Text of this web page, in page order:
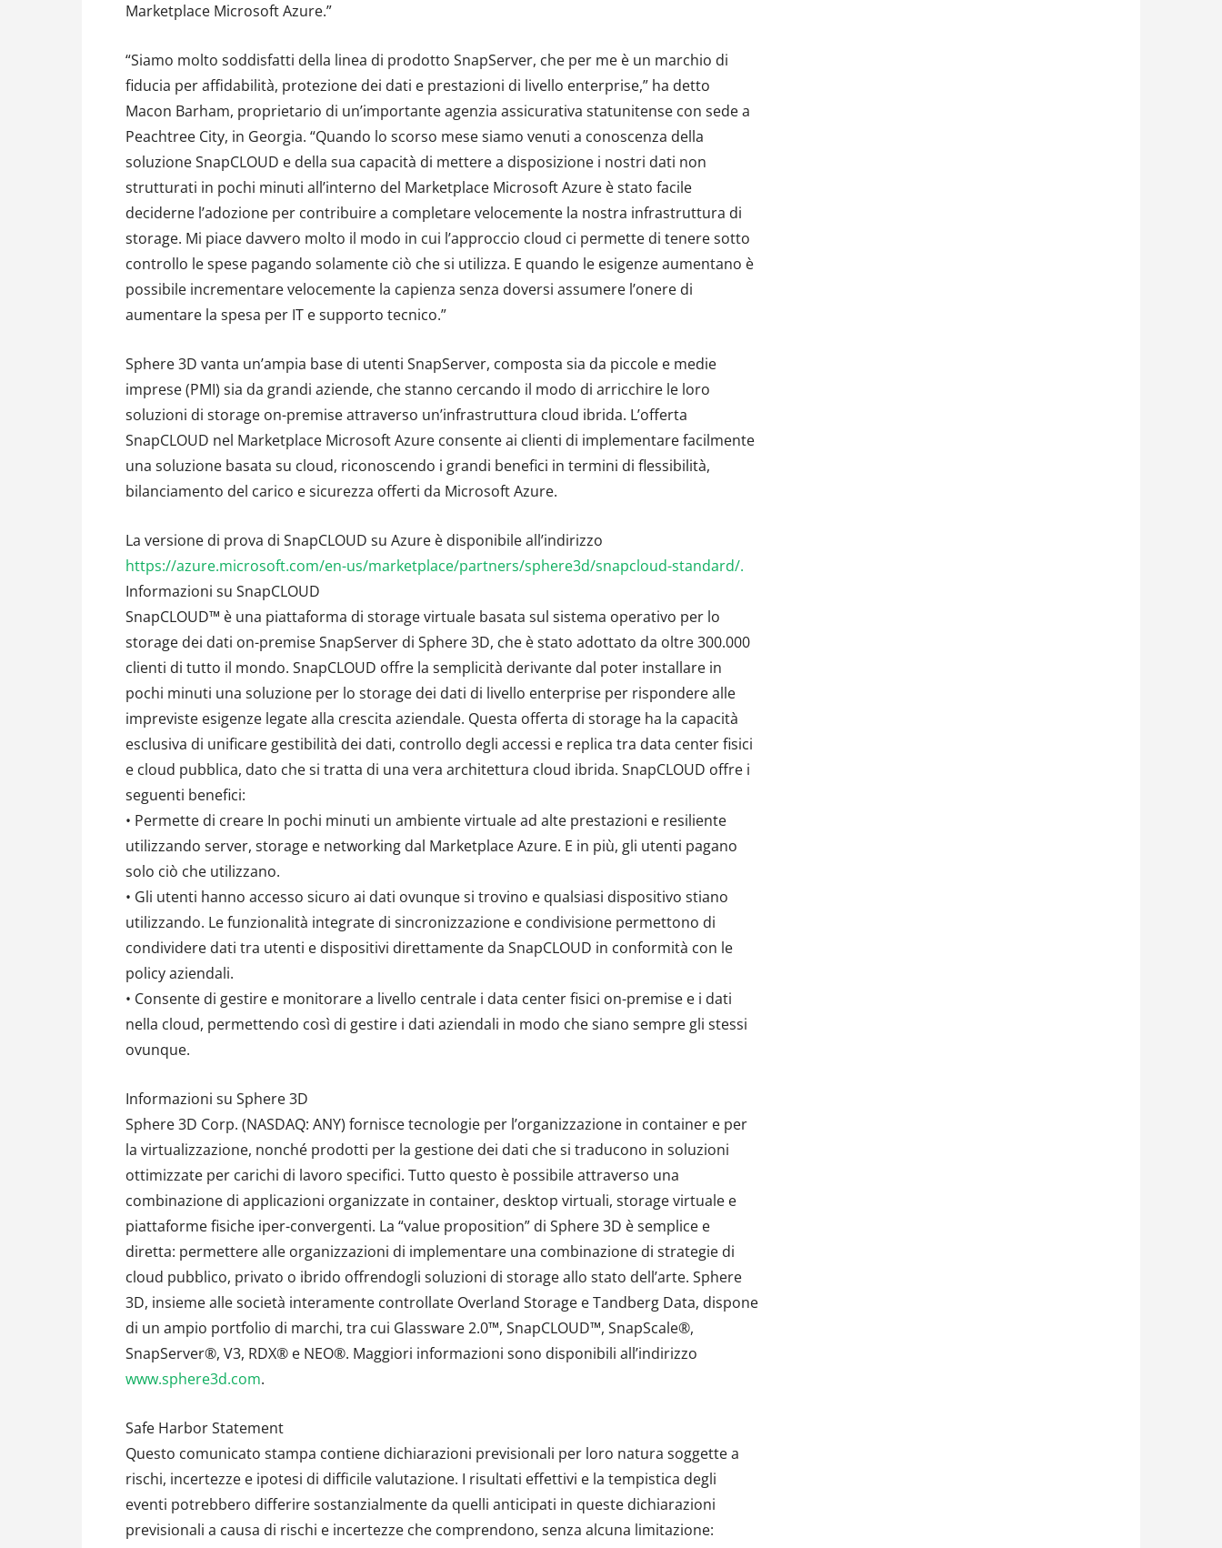
Marketplace Microsoft Azure.”
“Siamo molto soddisfatti della linea di prodotto SnapServer, che per me è un marchio di
fiducia per affidabilità, protezione dei dati e prestazioni di livello enterprise,” ha detto
Macon Barham, proprietario di un’importante agenzia assicurativa statunitense con sede a
Peachtree City, in Georgia. “Quando lo scorso mese siamo venuti a conoscenza della
soluzione SnapCLOUD e della sua capacità di mettere a disposizione i nostri dati non
strutturati in pochi minuti all’interno del Marketplace Microsoft Azure è stato facile
deciderne l’adozione per contribuire a completare velocemente la nostra infrastruttura di
storage. Mi piace davvero molto il modo in cui l’approccio cloud ci permette di tenere sotto
controllo le spese pagando solamente ciò che si utilizza. E quando le esigenze aumentano è
possibile incrementare velocemente la capienza senza doversi assumere l’onere di
aumentare la spesa per IT e supporto tecnico.”
Sphere 3D vanta un’ampia base di utenti SnapServer, composta sia da piccole e medie
imprese (PMI) sia da grandi aziende, che stanno cercando il modo di arricchire le loro
soluzioni di storage on-premise attraverso un’infrastruttura cloud ibrida. L’offerta
SnapCLOUD nel Marketplace Microsoft Azure consente ai clienti di implementare facilmente
una soluzione basata su cloud, riconoscendo i grandi benefici in termini di flessibilità,
bilanciamento del carico e sicurezza offerti da Microsoft Azure.
La versione di prova di SnapCLOUD su Azure è disponibile all’indirizzo
https://azure.microsoft.com/en-us/marketplace/partners/sphere3d/snapcloud-standard/.
Informazioni su SnapCLOUD
SnapCLOUD™ è una piattaforma di storage virtuale basata sul sistema operativo per lo
storage dei dati on-premise SnapServer di Sphere 3D, che è stato adottato da oltre 300.000
clienti di tutto il mondo. SnapCLOUD offre la semplicità derivante dal poter installare in
pochi minuti una soluzione per lo storage dei dati di livello enterprise per rispondere alle
impreviste esigenze legate alla crescita aziendale. Questa offerta di storage ha la capacità
esclusiva di unificare gestibilità dei dati, controllo degli accessi e replica tra data center fisici
e cloud pubblica, dato che si tratta di una vera architettura cloud ibrida. SnapCLOUD offre i
seguenti benefici:
• Permette di creare In pochi minuti un ambiente virtuale ad alte prestazioni e resiliente
utilizzando server, storage e networking dal Marketplace Azure. E in più, gli utenti pagano
solo ciò che utilizzano.
• Gli utenti hanno accesso sicuro ai dati ovunque si trovino e qualsiasi dispositivo stiano
utilizzando. Le funzionalità integrate di sincronizzazione e condivisione permettono di
condividere dati tra utenti e dispositivi direttamente da SnapCLOUD in conformità con le
policy aziendali.
• Consente di gestire e monitorare a livello centrale i data center fisici on-premise e i dati
nella cloud, permettendo così di gestire i dati aziendali in modo che siano sempre gli stessi
ovunque.
Informazioni su Sphere 3D
Sphere 3D Corp. (NASDAQ: ANY) fornisce tecnologie per l’organizzazione in container e per
la virtualizzazione, nonché prodotti per la gestione dei dati che si traducono in soluzioni
ottimizzate per carichi di lavoro specifici. Tutto questo è possibile attraverso una
combinazione di applicazioni organizzate in container, desktop virtuali, storage virtuale e
piattaforme fisiche iper-convergenti. La “value proposition” di Sphere 3D è semplice e
diretta: permettere alle organizzazioni di implementare una combinazione di strategie di
cloud pubblico, privato o ibrido offrendogli soluzioni di storage allo stato dell’arte. Sphere
3D, insieme alle società interamente controllate Overland Storage e Tandberg Data, dispone
di un ampio portfolio di marchi, tra cui Glassware 2.0™, SnapCLOUD™, SnapScale®,
SnapServer®, V3, RDX® e NEO®. Maggiori informazioni sono disponibili all’indirizzo
www.sphere3d.com.
Safe Harbor Statement
Questo comunicato stampa contiene dichiarazioni previsionali per loro natura soggette a
rischi, incertezze e ipotesi di difficile valutazione. I risultati effettivi e la tempistica degli
eventi potrebbero differire sostanzialmente da quelli anticipati in queste dichiarazioni
previsionali a causa di rischi e incertezze che comprendono, senza alcuna limitazione: